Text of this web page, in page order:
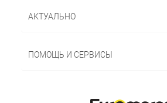
АКТУАЛЬНО
ПОМОЩЬ И СЕРВИСЫ